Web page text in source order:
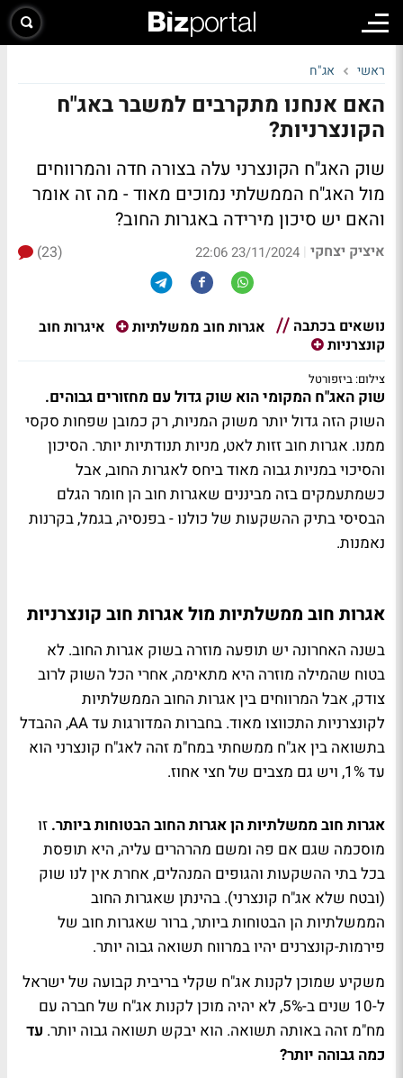
ראשי אג"ח
האם אנחנו מתקרבים למשבר באג"ח
הקונצרניות?
שוק האג"ח הקונצרני עלה בצורה חדה והמרווחים
מול האג"ח הממשלתי נמוכים מאוד - מה זה אומר
והאם יש סיכון מירידה באגרות החוב?
איציק יצחקי |
23/11/2024 22:06
(23)
נושאים בכתבה אגרות חוב ממשלתיות
איגרות חוב
קונצרניות
צילום: ביזפורטל
שוק האג"ח המקומי הוא שוק גדול עם מחזורים גבוהים.
השוק הזה גדול יותר משוק המניות, רק כמובן שפחות סקסי
ממנו. אגרות חוב זזות לאט, מניות תנודתיות יותר. הסיכון
והסיכוי במניות גבוה מאוד ביחס לאגרות החוב, אבל
כשמתעמקים בזה מביננים שאגרות חוב הן חומר הגלם
הבסיסי בתיק ההשקעות של כולנו - בפנסיה, בגמל, בקרנות
נאמנות.
אגרות חוב ממשלתיות מול אגרות חוב קונצרניות
בשנה האחרונה יש תופעה מוזרה בשוק אגרות החוב. לא
בטוח שהמילה מוזרה היא מתאימה, אחרי הכל השוק לרוב
צודק, אבל המרווחים בין אגרות החוב הממשלתיות
לקונצרניות התכווצו מאוד. בחברות המדורגות עד AA, ההבדל
בתשואה בין אג"ח ממשחתי במח"מ זהה לאג"ח קונצרני הוא
עד 1%, ויש גם מצבים של חצי אחוז.
אגרות חוב ממשלתיות הן אגרות החוב הבטוחות ביותר. זו
מוסכמה שגם אם פה ומשם מהרהרים עליה, היא תופסת
בכל בתי ההשקעות והגופים המנהלים, אחרת אין לנו שוק
(ובטח שלא אג"ח קונצרני). בהינתן שאגרות החוב
הממשלתיות הן הבטוחות ביותר, ברור שאגרות חוב של
פירמות-קונצרנים יהיו במרווח תשואה גבוה יותר.
משקיע שמוכן לקנות אג"ח שקלי בריבית קבועה של ישראל
ל-10 שנים ב-5%, לא יהיה מוכן לקנות אג"ח של חברה עם
מח"מ זהה באותה תשואה. הוא יבקש תשואה גבוה יותר. עד
כמה גבוהה יותר?